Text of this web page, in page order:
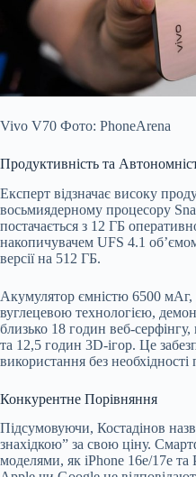
Vivo V70 Фото: PhoneArena
Продуктивність та
Експерт відзначає високу
восьмиядерному процесору
постачається з 12 ГБ
накопичувачем UFS 4.1
версії на 512 ГБ.
Акумулятор ємністю 6500 мАг,
вуглецевою технологією,
близько 18 годин веб-
та 12,5 годин 3D-ігор. Це
використання без необхідності
Конкурентне Порівняння
Підсумовуючи, Костадінов
знахідкою” за свою ціну.
моделями, як iPhone 16e/17e та